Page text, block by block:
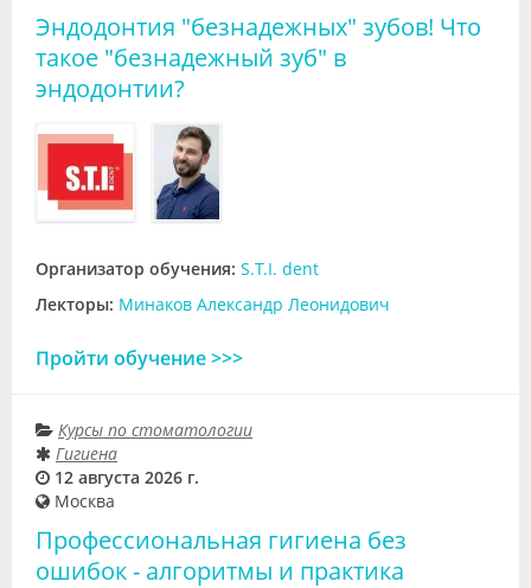
Эндодонтия "безнадежных" зубов! Что
такое "безнадежный зуб" в
эндодонтии?
Организатор обучения: S.T.I. dent
Лекторы: Минаков Александр Леонидович
Пройти обучение >>>
Курсы по стоматологии
Гигиена
12 августа 2026 г.
Москва
Профессиональная гигиена без
ошибок - алгоритмы и практика